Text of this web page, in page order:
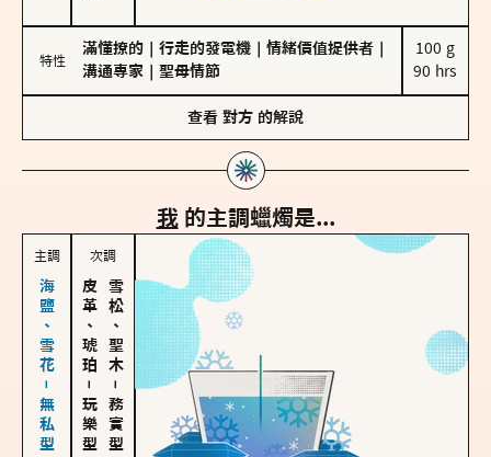
特性
滿懂撩的 行走的發電機 情緒價值提供者
溝通專家
聖母情節
100 g
90 hrs
查看 對方 的解說
我 的主調蠟燭是...
主調
海鹽、雪花－無私型
次調
皮革、琥珀
－
玩樂型
雪松、聖木
－
務實型